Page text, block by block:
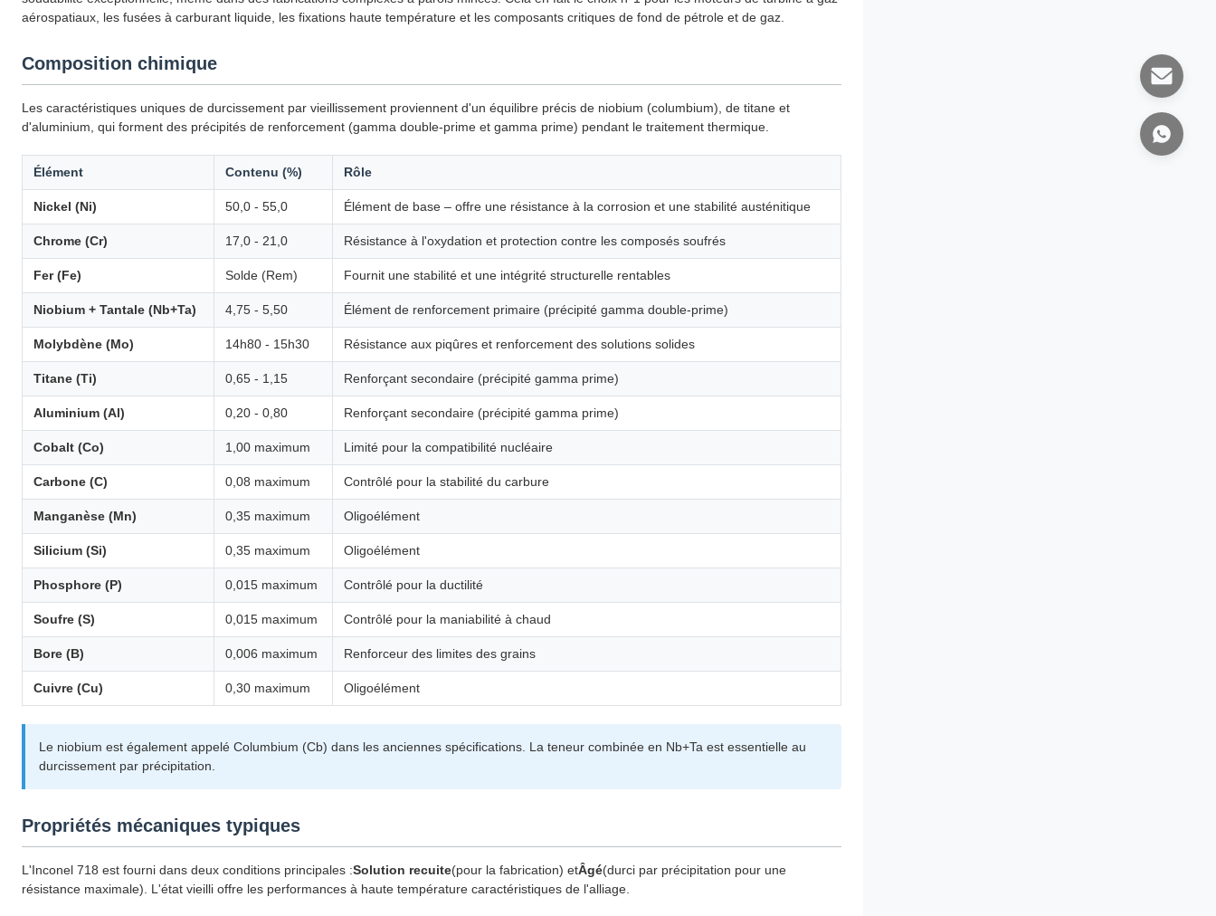
aérospatiaux, les fusées à carburant liquide, les fixations haute température et les composants critiques de fond de pétrole et de gaz.
Composition chimique
Les caractéristiques uniques de durcissement par vieillissement proviennent d'un équilibre précis de niobium (columbium), de titane et
d'aluminium, qui forment des précipités de renforcement (gamma double-prime et gamma prime) pendant le traitement thermique.
Élément Contenu (%) Rôle
Nickel (Ni) 50,0 - 55,0 Élément de base – offre une résistance à la corrosion et une stabilité austénitique
Chrome (Cr) 17,0 - 21,0 Résistance à l'oxydation et protection contre les composés soufrés
Fer (Fe) Solde (Rem) Fournit une stabilité et une intégrité structurelle rentables
Niobium + Tantale (Nb+Ta) 4,75 - 5,50 Élément de renforcement primaire (précipité gamma double-prime)
Molybdène (Mo) 14h80 - 15h30 Résistance aux piqûres et renforcement des solutions solides
Titane (Ti) 0,65 - 1,15 Renforçant secondaire (précipité gamma prime)
Aluminium (Al) 0,20 - 0,80 Renforçant secondaire (précipité gamma prime)
Cobalt (Co) 1,00 maximum Limité pour la compatibilité nucléaire
Carbone (C) 0,08 maximum Contrôlé pour la stabilité du carbure
Manganèse (Mn) 0,35 maximum Oligoélément
Silicium (Si) 0,35 maximum Oligoélément
Phosphore (P) 0,015 maximum Contrôlé pour la ductilité
Soufre (S) 0,015 maximum Contrôlé pour la maniabilité à chaud
Bore (B) 0,006 maximum Renforceur des limites des grains
Cuivre (Cu) 0,30 maximum Oligoélément
Le niobium est également appelé Columbium (Cb) dans les anciennes spécifications. La teneur combinée en Nb+Ta est essentielle au
durcissement par précipitation.
Propriétés mécaniques typiques
L'Inconel 718 est fourni dans deux conditions principales :Solution recuite(pour la fabrication) etÂgé(durci par précipitation pour une
résistance maximale). L'état vieilli offre les performances à haute température caractéristiques de l'alliage.